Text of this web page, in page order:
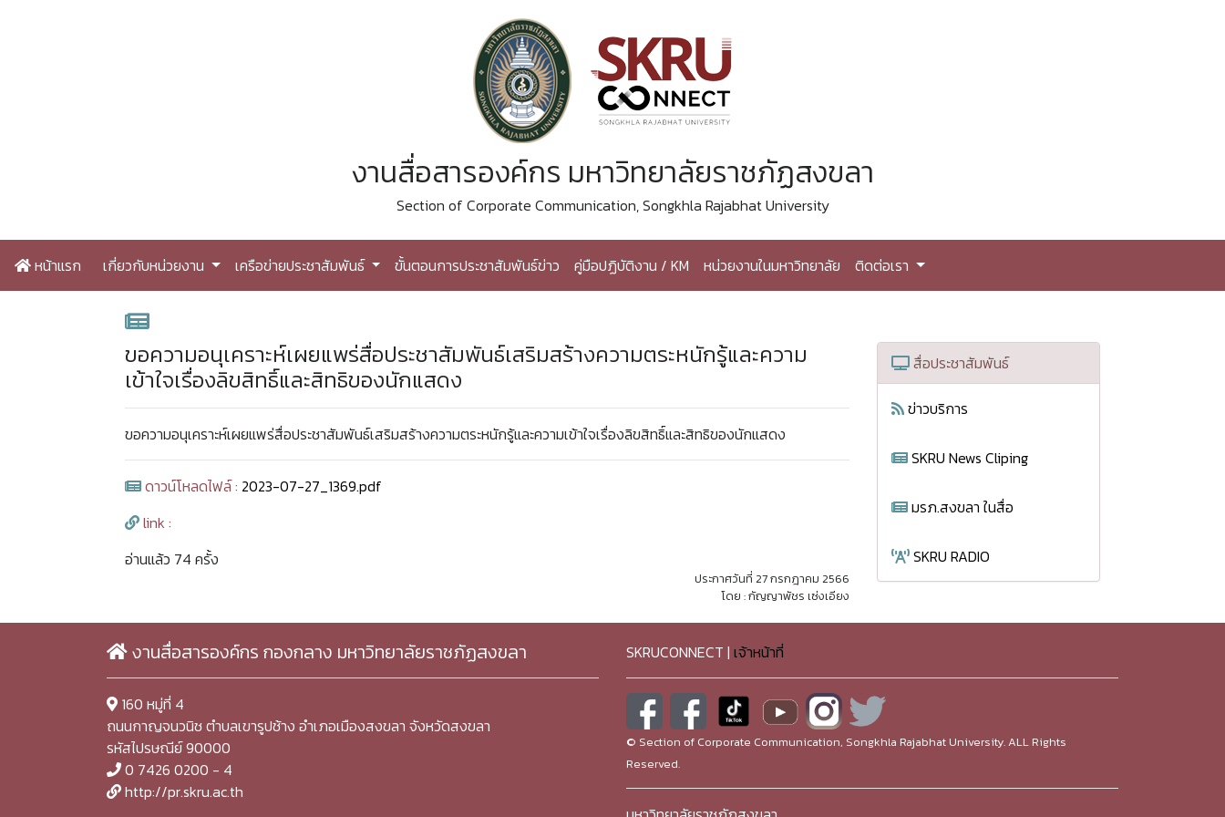
งานสื่อสารองค์กร มหาวิทยาลัยราชภัฏสงขลา
Section of Corporate Communication, Songkhla Rajabhat University
หน้าแรก เกี่ยวกับหน่วยงาน เครือข่ายประชาสัมพันธ์ ขั้นตอนการประชาสัมพันธ์ข่าว คู่มือปฏิบัติงาน / KM หน่วยงานในมหาวิทยาลัย ติดต่อเรา
ขอความอนุเคราะห์เผยแพร่สื่อประชาสัมพันธ์เสริมสร้างความตระหนักรู้และความ
เข้าใจเรื่องลิขสิทธิ์และสิทธิของนักแสดง
ขอความอนุเคราะห์เผยแพร่สื่อประชาสัมพันธ์เสริมสร้างความตระหนักรู้และความเข้าใจเรื่องลิขสิทธิ์และสิทธิของนักแสดง
ดาวน์โหลดไฟล์ : 2023-07-27_1369.pdf
link :
อ่านแล้ว 74 ครั้ง
ประกาศวันที่ 27 กรกฎาคม 2566
โดย : กัญญาพัชร เซ่งเอียง
สื่อประชาสัมพันธ์
ข่าวบริการ
SKRU News Cliping
มรภ.สงขลา ในสื่อ
SKRU RADIO
งานสื่อสารองค์กร กองกลาง มหาวิทยาลัยราชภัฏสงขลา
160 หมู่ที่ 4
ถนนกาญจนวนิช ตำบลเขารูปช้าง อำเภอเมืองสงขลา จังหวัดสงขลา
รหัสไปรษณีย์ 90000
0 7426 0200 - 4
http://pr.skru.ac.th
SKRUCONNECT | เจ้าหน้าที่
© Section of Corporate Communication, Songkhla Rajabhat University. ALL Rights
Reserved.